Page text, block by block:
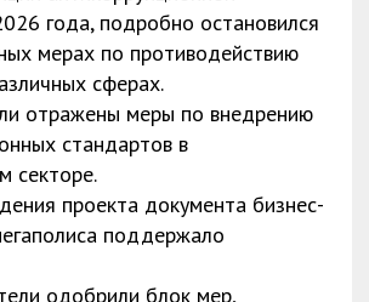
года, подробно остановился
мерах по противодействию
сферах.
отражены меры по внедрению
стандартов в
секторе.
проекта документа бизнес-
поддержало
одобрили блок мер,